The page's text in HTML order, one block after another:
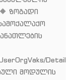
ზოგადი
Details/
მოდულის